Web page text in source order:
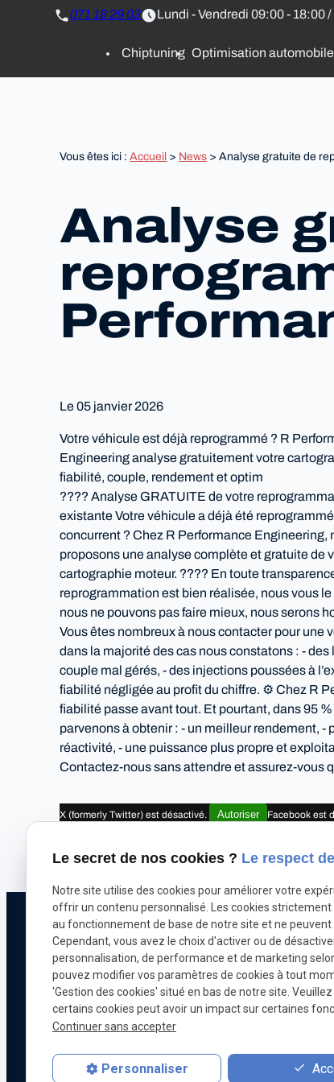
071 18 29 03 Lundi - Vendredi 09:00 - 18:00
Chiptuning Optimisation automobile
Vous êtes ici : Accueil > News > Analyse gratuite de
Analyse
Le05 janvier 2026
Votre véhicule est déjà reprogrammé ? R
Engineering analyse gratuitement votre
fiabilité, couple, rendement et optim
???? Analyse GRATUITE de votre
existante Votre véhicule a déjà été
concurrent ? Chez R Performance Engineering,
proposons une analyse complète et gratuite de
cartographie moteur. ???? En toute
reprogrammation est bien réalisée, nous vous le
nous ne pouvons pas faire mieux, nous serons
Vous êtes nombreux à nous contacter pour une
dans la majorité des cas nous constatons : - des
couple mal gérés, - des injections poussées à
fiabilité négligée au profit du chiffre. ⚙️ Chez R
fiabilité passe avant tout. Et pourtant, dans 95
parvenons à obtenir : - un meilleur rendement, -
réactivité, - une puissance plus propre et
Contactez-nous sans attendre et assurez-vous
X (formerly Twitter) est désactivé. Autoriser Facebook est
Pour nous
071 18 29
Chiptuning Optimisation
Panneau de gestion des cookies
Le secret de nos cookies ? Le respect
Notre site utilise des cookies pour améliorer votre
offrir un contenu personnalisé. Les cookies
au fonctionnement de base de notre site et ne peuvent
Cependant, vous avez le choix d'activer ou de
personnalisation, de performance et de marketing
pouvez modifier vos paramètres de cookies à tout
'Gestion des cookies' situé en bas de notre site.
certains cookies peut avoir un impact sur certaines
Continuer sans accepter
Personnaliser